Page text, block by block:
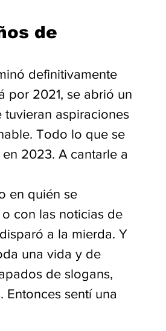
de
definitivamente
por 2021, se abrió un
aspiraciones
Todo lo que se
2023. A cantarle a
en quién se
con las noticias de
a la mierda. Y
una vida y de
de slogans,
Entonces sentí una